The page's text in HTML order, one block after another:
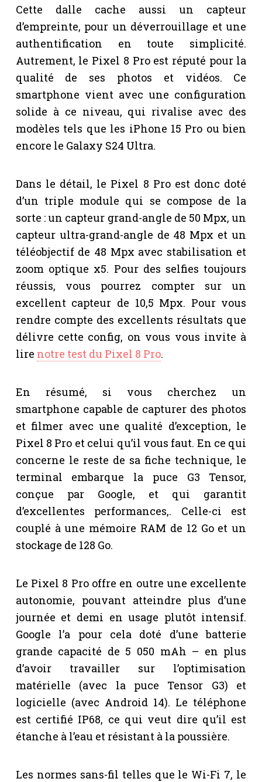
Cette dalle cache aussi un capteur
d’empreinte, pour un déverrouillage et une
authentification en toute simplicité.
Autrement, le Pixel 8 Pro est réputé pour la
qualité de ses photos et vidéos. Ce
smartphone vient avec une configuration
solide à ce niveau, qui rivalise avec des
modèles tels que les iPhone 15 Pro ou bien
encore le Galaxy S24 Ultra.
Dans le détail, le Pixel 8 Pro est donc doté
d’un triple module qui se compose de la
sorte : un capteur grand-angle de 50 Mpx, un
capteur ultra-grand-angle de 48 Mpx et un
téléobjectif de 48 Mpx avec stabilisation et
zoom optique x5. Pour des selfies toujours
réussis, vous pourrez compter sur un
excellent capteur de 10,5 Mpx. Pour vous
rendre compte des excellents résultats que
délivre cette config, on vous vous invite à
lire notre test du Pixel 8 Pro.
En résumé, si vous cherchez un
smartphone capable de capturer des photos
et filmer avec une qualité d’exception, le
Pixel 8 Pro et celui qu’il vous faut. En ce qui
concerne le reste de sa fiche technique, le
terminal embarque la puce G3 Tensor,
conçue par Google, et qui garantit
d’excellentes performances,. Celle-ci est
couplé à une mémoire RAM de 12 Go et un
stockage de 128 Go.
Le Pixel 8 Pro offre en outre une excellente
autonomie, pouvant atteindre plus d’une
journée et demi en usage plutôt intensif.
Google l’a pour cela doté d’une batterie
grande capacité de 5 050 mAh – en plus
d’avoir travailler sur l’optimisation
matérielle (avec la puce Tensor G3) et
logicielle (avec Android 14). Le téléphone
est certifié IP68, ce qui veut dire qu’il est
étanche à l’eau et résistant à la poussière.
Les normes sans-fil telles que le Wi-Fi 7, le